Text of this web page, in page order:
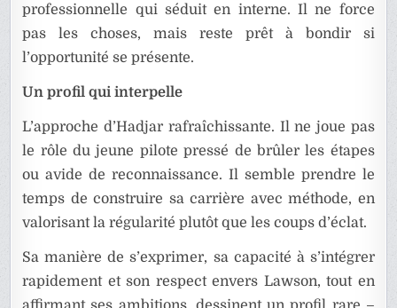
professionnelle qui séduit en interne. Il ne force
pas les choses, mais reste prêt à bondir si
l’opportunité se présente.
Un profil qui interpelle
L’approche d’Hadjar rafraîchissante. Il ne joue pas
le rôle du jeune pilote pressé de brûler les étapes
ou avide de reconnaissance. Il semble prendre le
temps de construire sa carrière avec méthode, en
valorisant la régularité plutôt que les coups d’éclat.
Sa manière de s’exprimer, sa capacité à s’intégrer
rapidement et son respect envers Lawson, tout en